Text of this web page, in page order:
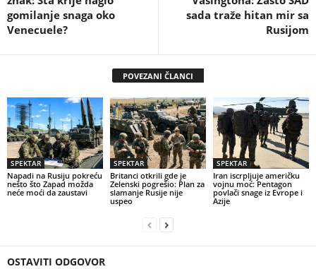
gomilanje snaga oko
Venecuele?
sada traže hitan mir sa
Rusijom
POVEZANI ČLANCI
SPEKTAR
Napadi na Rusiju pokreću
nešto što Zapad možda
neće moći da zaustavi
SPEKTAR
Britanci otkrili gde je
Zelenski pogrešio: Plan za
slamanje Rusije nije
uspeo
SPEKTAR
Iran iscrpljuje američku
vojnu moć: Pentagon
povlači snage iz Evrope i
Azije
OSTAVITI ODGOVOR